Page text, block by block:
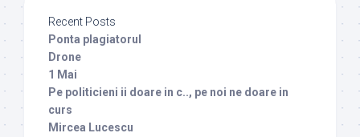
Recent Posts
Ponta plagiatorul
Drone
1 Mai
Pe politicieni ii doare in c.., pe noi ne doare in
curs
Mircea Lucescu